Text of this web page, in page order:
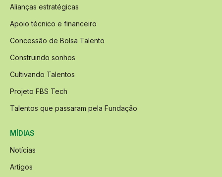
Alianças estratégicas
Apoio técnico e financeiro
Concessão de Bolsa Talento
Construindo sonhos
Cultivando Talentos
Projeto FBS Tech
Talentos que passaram pela Fundação
MÍDIAS
Notícias
Artigos